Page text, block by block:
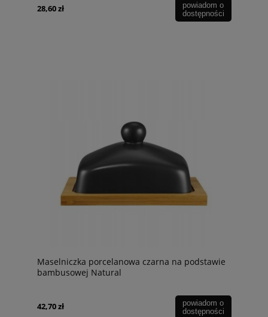
28,60 zł
powiadom o
dostępności
Maselniczka porcelanowa czarna na podstawie
bambusowej Natural
42,70 zł
powiadom o
dostępności